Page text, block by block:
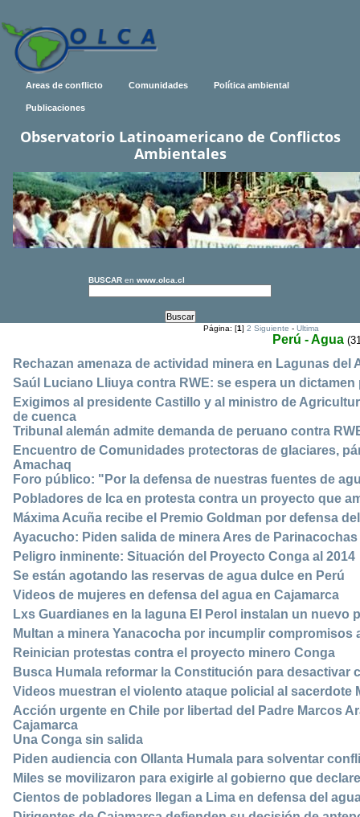
Areas de conflicto Comunidades Política ambiental
Publicaciones
Observatorio Latinoamericano de Conflictos
Ambientales
BUSCAR en www.olca.cl
Página: [1]2 Siguiente -Ultima
Perú - Agua
Rechazan amenaza de actividad minera en Lagunas del
Saúl Luciano Lliuya contra RWE: se espera un dictamen
Exigimos al presidente Castillo y al ministro de
de cuenca
Tribunal alemán admite demanda de peruano contra
Encuentro de Comunidades protectoras de glaciares,
Amachaq
Foro público: "Por la defensa de nuestras fuentes de
Pobladores de Ica en protesta contra un proyecto que
Máxima Acuña recibe el Premio Goldman por defensa
Ayacucho: Piden salida de minera Ares de
Peligro inminente: Situación del Proyecto Conga al 2014
Se están agotando las reservas de agua dulce en Perú
Videos de mujeres en defensa del agua en Cajamarca
Lxs Guardianes en la laguna El Perol instalan un nuevo
Multan a minera Yanacocha por incumplir compromisos
Reinician protestas contra el proyecto minero Conga
Busca Humala reformar la Constitución para desactivar
Videos muestran el violento ataque policial al sacerdote
Acción urgente en Chile por libertad del Padre Marcos
Cajamarca
Una Conga sin salida
Piden audiencia con Ollanta Humala para solventar
Miles se movilizaron para exigirle al gobierno que
Cientos de pobladores llegan a Lima en defensa del